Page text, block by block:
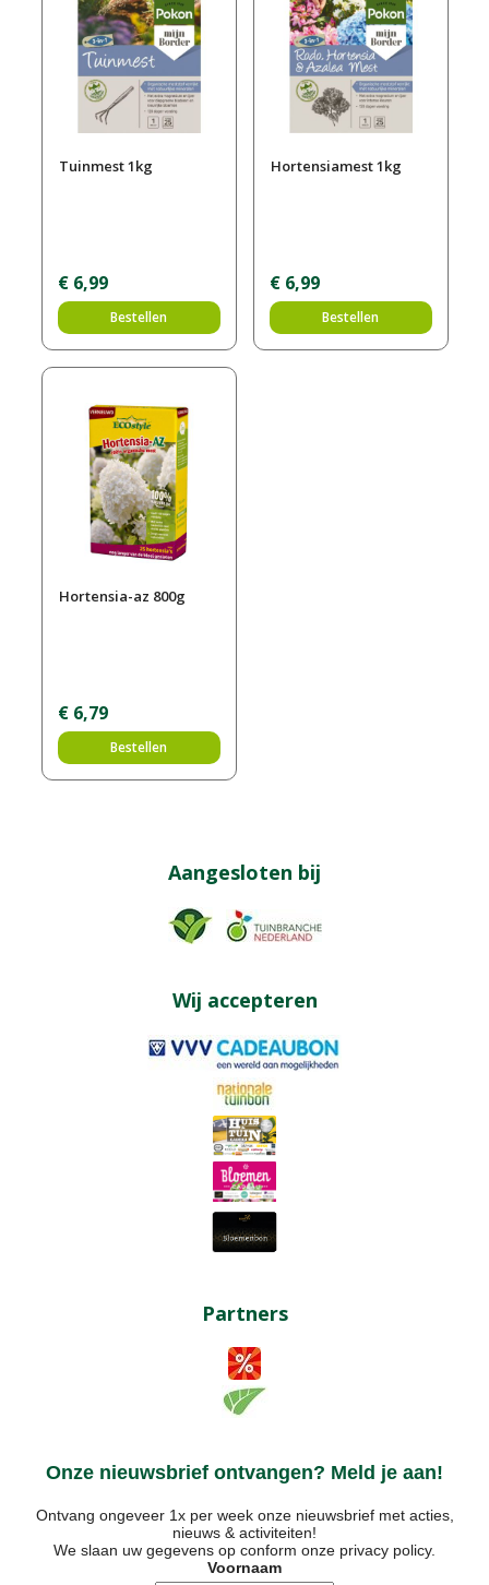
Tuinmest 1kg
€ 6,99
Bestellen
Hortensiamest 1kg
€ 6,99
Bestellen
Hortensia-az 800g
€ 6,79
Bestellen
Aangesloten bij
Wij accepteren
Partners
Onze nieuwsbrief ontvangen? Meld je aan!
Ontvang ongeveer 1x per week onze nieuwsbrief met acties,
nieuws & activiteiten!
We slaan uw gegevens op conform onze privacy policy.
Voornaam